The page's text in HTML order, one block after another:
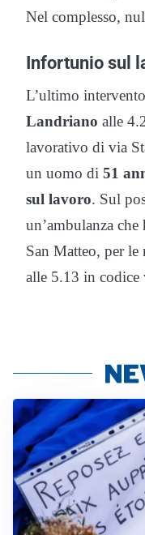
Nel complesso,
Infortunio sul
L’ultimo
Landriano alle
lavorativo di via
un uomo di 51
sul lavoro. Sul
un’ambulanza
San Matteo, per le
alle 5.13 in codice